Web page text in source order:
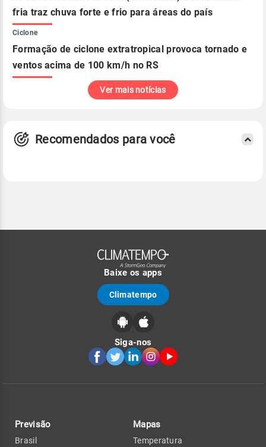
fria traz chuva forte e frio para áreas do país
Ciclone
Formação de ciclone extratropical provoca tornado e
ventos acima de 100 km/h no RS
Ver mais notícias
Recomendados para você
Baixe os apps
Climatempo
Siga-nos
Previsão
Brasil
Mapas
Temperatura